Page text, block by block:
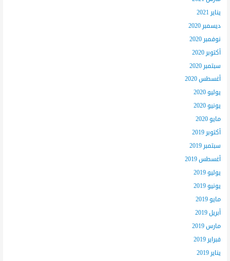
يناير 2021
ديسمبر 2020
نوفمبر 2020
أكتوبر 2020
سبتمبر 2020
أغسطس 2020
يوليو 2020
يونيو 2020
مايو 2020
أكتوبر 2019
سبتمبر 2019
أغسطس 2019
يوليو 2019
يونيو 2019
مايو 2019
أبريل 2019
مارس 2019
فبراير 2019
يناير 2019